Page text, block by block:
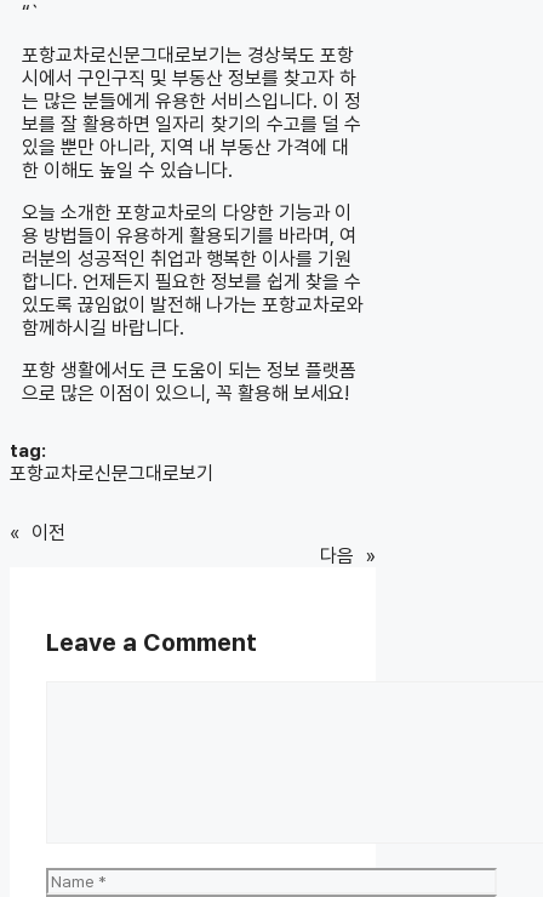
“`
포항교차로신문그대로보기는 경상북도 포항
시에서 구인구직 및 부동산 정보를 찾고자 하
는 많은 분들에게 유용한 서비스입니다. 이 정
보를 잘 활용하면 일자리 찾기의 수고를 덜 수
있을 뿐만 아니라, 지역 내 부동산 가격에 대
한 이해도 높일 수 있습니다.
오늘 소개한 포항교차로의 다양한 기능과 이
용 방법들이 유용하게 활용되기를 바라며, 여
러분의 성공적인 취업과 행복한 이사를 기원
합니다. 언제든지 필요한 정보를 쉽게 찾을 수
있도록 끊임없이 발전해 나가는 포항교차로와
함께하시길 바랍니다.
포항 생활에서도 큰 도움이 되는 정보 플랫폼
으로 많은 이점이 있으니, 꼭 활용해 보세요!
tag:
포항교차로신문그대로보기
« 이전
다음 »
Leave a Comment
Name